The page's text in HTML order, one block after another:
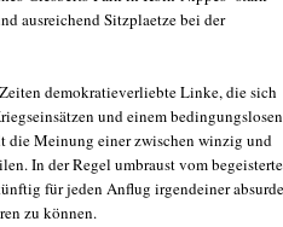
ausreichend Sitzplaetze bei der
demokratieverliebte Linke, die sich
und einem bedingungslosen
die Meinung einer zwischen winzig und
In der Regel umbraust vom
für jeden Anflug irgendeiner
zu können.